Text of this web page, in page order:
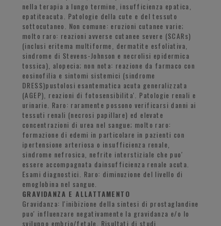
nella terapia a lungo termine, insufficienza epatica,
epatiteacuta. Patologie della cute e del tessuto
sottocutaneo. Non comune: eruzioni cutanee varie;
molto raro: reazioni avverse cutanee severe (SCARs)
(inclusi eritema multiforme, dermatite esfoliativa,
sindrome di Stevens-Johnson e necrolisi epidermica
tossica), alopecia; non nota: reazione da farmaco con
eosinofilia e sintomi sistemici (sindrome
DRESS)pustolosi esantematica acuta generalizzata
(AGEP), reazioni di fotosensibilita'. Patologie renali e
urinarie. Raro: raramente possono verificarsi danni ai
tessuti renali (necrosi papillare) ed elevate
concentrazioni di urea nel sangue; molto raro:
formazione di edemi in particolare in pazienti con
ipertensione arteriosa o insufficienza renale,
sindrome nefrosica, nefrite interstiziale che puo'
essere accompagnata dainsufficienza renale acuta.
Esami diagnostici. Raro: diminuzione del livello di
emoglobina nel sangue.
GRAVIDANZA E ALLATTAMENTO
Gravidanza: l'inibizione della sintesi di prostaglandine
puo' influenzare negativamente la gravidanza e/o lo
sviluppo embrio/fetale. Risultati di studi